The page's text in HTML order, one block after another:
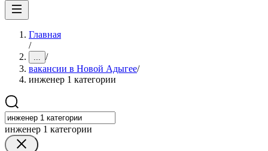
Главная
/
... /
вакансии в Новой Адыгее/
инженер 1 категории
инженер 1 категории